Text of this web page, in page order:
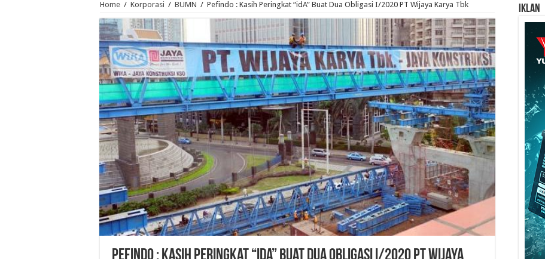
Home / Korporasi / BUMN / Pefindo : Kasih Peringkat “idA” Buat Dua Obligasi I/2020 PT Wijaya Karya Tbk IKLAN